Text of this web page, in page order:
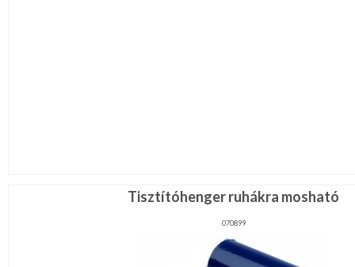
Tisztítóhenger ruhákra mosható
070899